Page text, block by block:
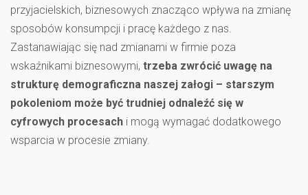
przyjacielskich, biznesowych znacząco wpływa na zmianę
sposobów konsumpcji i pracę każdego z nas.
Zastanawiając się nad zmianami w firmie poza
wskaźnikami biznesowymi, trzeba zwrócić uwagę na
strukturę demograficzna naszej załogi – starszym
pokoleniom może być trudniej odnaleźć się w
cyfrowych procesach i mogą wymagać dodatkowego
wsparcia w procesie zmiany.